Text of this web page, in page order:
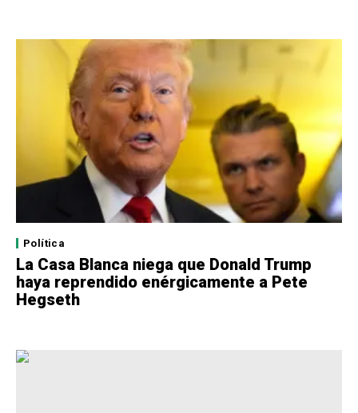
Política
La Casa Blanca niega que Donald Trump
haya reprendido enérgicamente a Pete
Hegseth